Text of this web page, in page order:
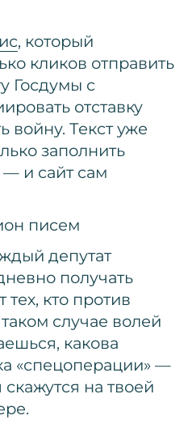
, который
кликов отправить
Госдумы с
отставку
войну. Текст уже
заполнить
и сайт сам
писем
депутат
получать
кто против
случае волей
какова
«спецоперации» —
на твоей